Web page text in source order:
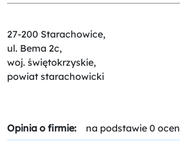
27-200 Starachowice,
ul. Bema 2c,
woj. świętokrzyskie,
powiat starachowicki
Opinia o firmie: na podstawie 0 ocen